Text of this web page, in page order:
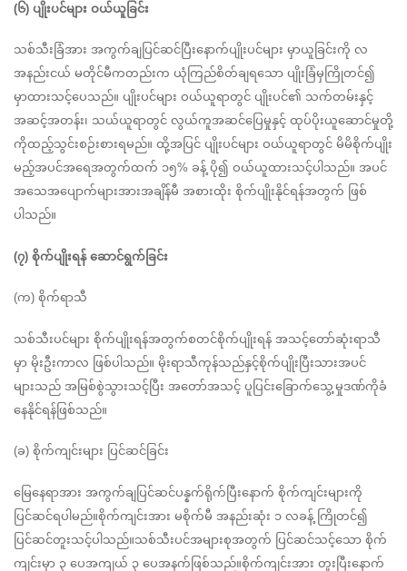
(၆) ပျိုးပင်များ ဝယ်ယူခြင်း
သစ်သီးခြံအား အကွက်ချပြင်ဆင်ပြီးနောက်ပျိုးပင်များ မှာယူခြင်းကို လ
အနည်းငယ် မတိုင်မီကတည်းက ယုံကြည်စိတ်ချရသော ပျိုးခြံမှကြိုတင်၍
မှာထားသင့်ပေသည်။ ပျိုးပင်များ ဝယ်ယူရာတွင် ပျိုးပင်၏ သက်တမ်းနှင့်
အဆင့်အတန်း၊ သယ်ယူရာတွင် လွယ်ကူအဆင်ပြေမှုနှင့် ထုပ်ပိုးယူဆောင်မှုတို့
ကိုထည့်သွင်းစဉ်းစားရမည်။ ထို့အပြင် ပျိုးပင်များ ဝယ်ယူရာတွင် မိမိစိုက်ပျိုး
မည့်အပင်အရေအတွက်ထက် ၁၅% ခန့် ပို၍ ဝယ်ယူထားသင့်ပါသည်။ အပင်
အသေအပျောက်များအားအချိန်မီ အစားထိုး စိုက်ပျိုးနိုင်ရန်အတွက် ဖြစ်
ပါသည်။
(၇) စိုက်ပျိုးရန် ဆောင်ရွက်ခြင်း
(က) စိုက်ရာသီ
သစ်သီးပင်များ စိုက်ပျိုးရန်အတွက်စတင်စိုက်ပျိုးရန် အသင့်တော်ဆုံးရာသီ
မှာ မိုးဦးကာလ ဖြစ်ပါသည်။ မိုးရာသီကုန်သည်နှင့်စိုက်ပျိုးပြီးသားအပင်
များသည် အမြစ်စွဲသွားသင့်ပြီး အတော်အသင့် ပူပြင်းခြောက်သွေ့မှုဒဏ်ကိုခံ
နေနိုင်ရန်ဖြစ်သည်။
(ခ) စိုက်ကျင်းများ ပြင်ဆင်ခြင်း
မြေနေရာအား အကွက်ချပြင်ဆင်ပန္နက်ရိုက်ပြီးနောက် စိုက်ကျင်းများကို
ပြင်ဆင်ရပါမည်။စိုက်ကျင်းအား မစိုက်မီ အနည်းဆုံး ၁ လခန့် ကြိုတင်၍
ပြင်ဆင်တူးသင့်ပါသည်။သစ်သီးပင်အများစုအတွက် ပြင်ဆင်သင့်သော စိုက်
ကျင်းမှာ ၃ ပေအကျယ် ၃ ပေအနက်ဖြစ်သည်။စိုက်ကျင်းအား တူးပြီးနောက်